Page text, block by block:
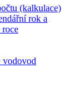
(kalkulace)
rok a
roce
vodovod